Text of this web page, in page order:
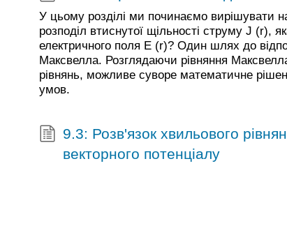
У цьому розділі ми починаємо вирішувати
розподіл втиснутої щільності струму J (r),
електричного поля E (r)? Один шлях до
Максвелла. Розглядаючи рівняння
рівнянь, можливе суворе математичне
умов.
9.3: Розв'язок хвильового
векторного потенціалу